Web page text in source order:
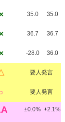
35.0 35.0
36.7 36.7
-28.0 36.0
要人発言
要人発言
±0.0% +2.1%